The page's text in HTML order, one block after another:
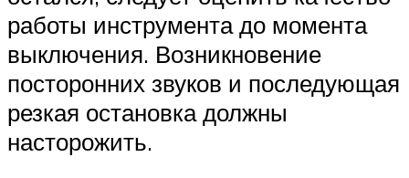
работы инструмента до момента
выключения. Возникновение
посторонних звуков и последующая
резкая остановка должны
насторожить.